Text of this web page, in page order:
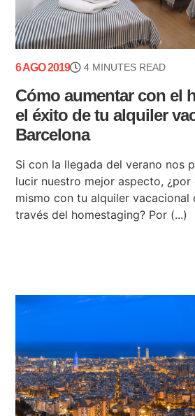
6 AGO 2019 4 MINUTES READ
Cómo aumentar con el
el éxito de tu alquiler
Barcelona
Si con la llegada del verano nos
lucir nuestro mejor aspecto, ¿por
mismo con tu alquiler vacacional
través del homestaging? Por (...)